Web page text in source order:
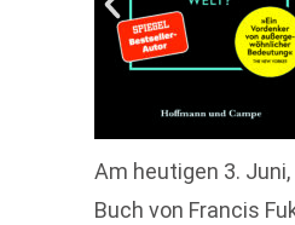
Am heutigen 3.
Buch von Francis